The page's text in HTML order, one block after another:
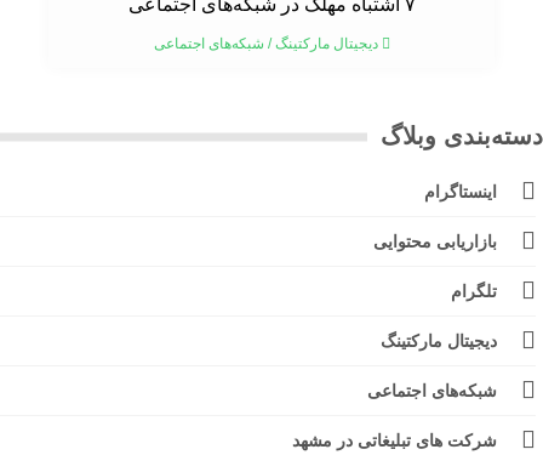
دیجیتال مارکتینگ/شبکه‌های اجتماعی
وبلاگ
اینستاگرام
بازاریابی محتوایی
تلگرام
دیجیتال مارکتینگ
شبکه‌های اجتماعی
شرکت های تبلیغاتی در مشهد